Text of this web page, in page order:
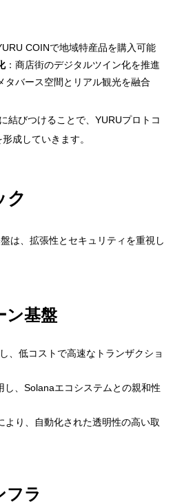
COINで地域特産品を購入可能
：商店街のデジタルツイン化を推進
タバース空間とリアル観光を融合
結びつけることで、YURUプロトコ
成していきます。
ク
は、拡張性とセキュリティを重視し
ン基盤
、低コストで高速なトランザクショ
し、Solanaエコシステムとの親和性
より、自動化された透明性の高い取
フラ